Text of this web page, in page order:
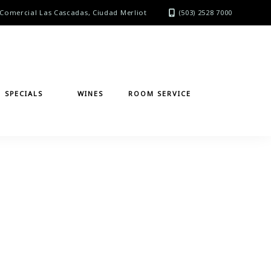
Las Cascadas, Ciudad Merliot (503) 2528 7000
SPECIALS WINES ROOM SERVICE